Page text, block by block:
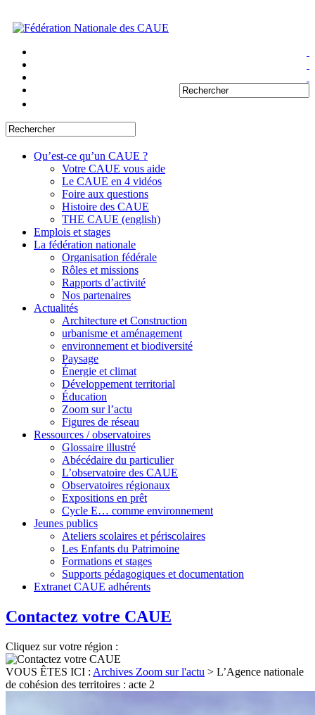
Qu’est-ce qu’un CAUE ?
Votre CAUE vous aide
Le CAUE en 4 vidéos
Foire aux questions
Histoire des CAUE
THE CAUE (english)
Emplois et stages
La fédération nationale
Organisation fédérale
Rôles et missions
Rapports d’activité
Nos partenaires
Actualités
Architecture et Construction
urbanisme et aménagement
environnement et biodiversité
Paysage
Énergie et climat
Développement territorial
Éducation
Zoom sur l’actu
Figures de réseau
Ressources / observatoires
Glossaire illustré
Abécédaire du particulier
L’observatoire des CAUE
Observatoires régionaux
Expositions en prêt
Cycle E… comme environnement
Jeunes publics
Ateliers scolaires et périscolaires
Les Enfants du Patrimoine
Formations et stages
Supports pédagogiques et documentation
Extranet CAUE adhérents
Contactez votre CAUE
Cliquez sur votre région :
VOUS ÊTES ICI : Archives Zoom sur l'actu > L’Agence nationale
de cohésion des territoires : acte 2